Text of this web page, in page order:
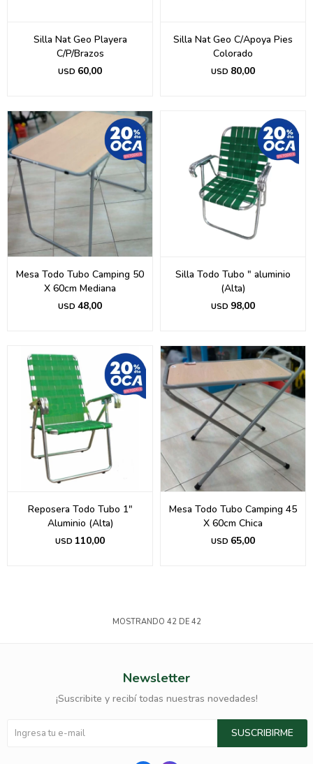
Silla Nat Geo Playera
C/P/Brazos
USD 60,00
Silla Nat Geo C/Apoya Pies
Colorado
USD 80,00
Mesa Todo Tubo Camping 50
X 60cm Mediana
USD 48,00
Silla Todo Tubo " aluminio
(Alta)
USD 98,00
Reposera Todo Tubo 1"
Aluminio (Alta)
USD 110,00
Mesa Todo Tubo Camping 45
X 60cm Chica
USD 65,00
MOSTRANDO 42DE 42
Newsletter
¡Suscribite y recibí todas nuestras novedades!
SUSCRIBIRME